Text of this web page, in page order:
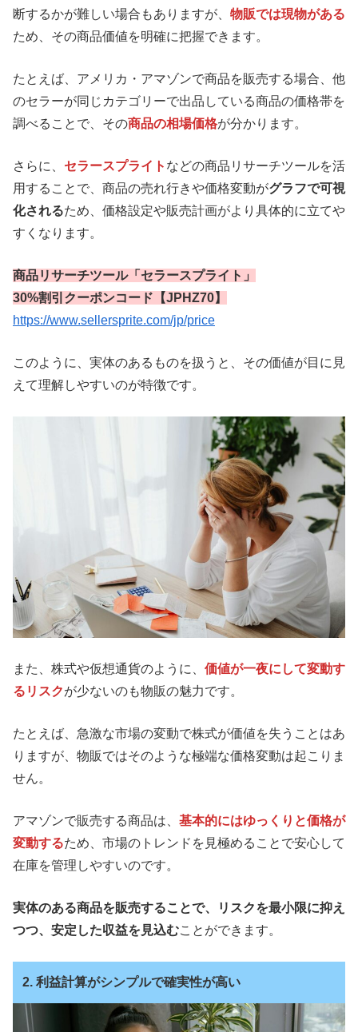
断するかが難しい場合もありますが、 物販では現物がある
ため、その商品価値を明確に把握できます。
たとえば、アメリカ・アマゾンで商品を販売する場合、他
のセラーが同じカテゴリーで出品している商品の価格帯を
調べることで、その商品の相場価格が分かります。
さらに、 セラースプライト などの商品リサーチツールを活
用することで、商品の売れ行きや価格変動がグラフで可視
化されるため、価格設定や販売計画がより具体的に立てや
すくなります。
商品リサーチツール「セラースプライト」
30%割引クーポンコード【JPHZ70】
https://www.sellersprite.com/jp/price
このように、実体のあるものを扱うと、その価値が目に見
えて理解しやすいのが特徴です。
また、株式や仮想通貨のように、 価値が一夜にして変動す
るリスクが少ないのも物販の魅力です。
たとえば、急激な市場の変動で株式が価値を失うことはあ
りますが、物販ではそのような極端な価格変動は起こりま
せん。
アマゾンで販売する商品は、 基本的にはゆっくりと価格が
変動するため、市場のトレンドを見極めることで安心して
在庫を管理しやすいのです。
実体のある商品を販売することで、リスクを最小限に抑え
つつ、安定した収益を見込むことができます。
2. 利益計算がシンプルで確実性が高い